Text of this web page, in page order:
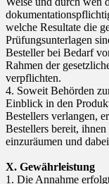
welche Resultate die
Prüfungsunterlagen
Besteller bei Bedarf
Rahmen der
verpflichten.
4. Soweit Behörden
Einblick in den
Bestellers verlangen,
Bestellers bereit,
einzuräumen und
X. Gewährleistung
1. Die Annahme